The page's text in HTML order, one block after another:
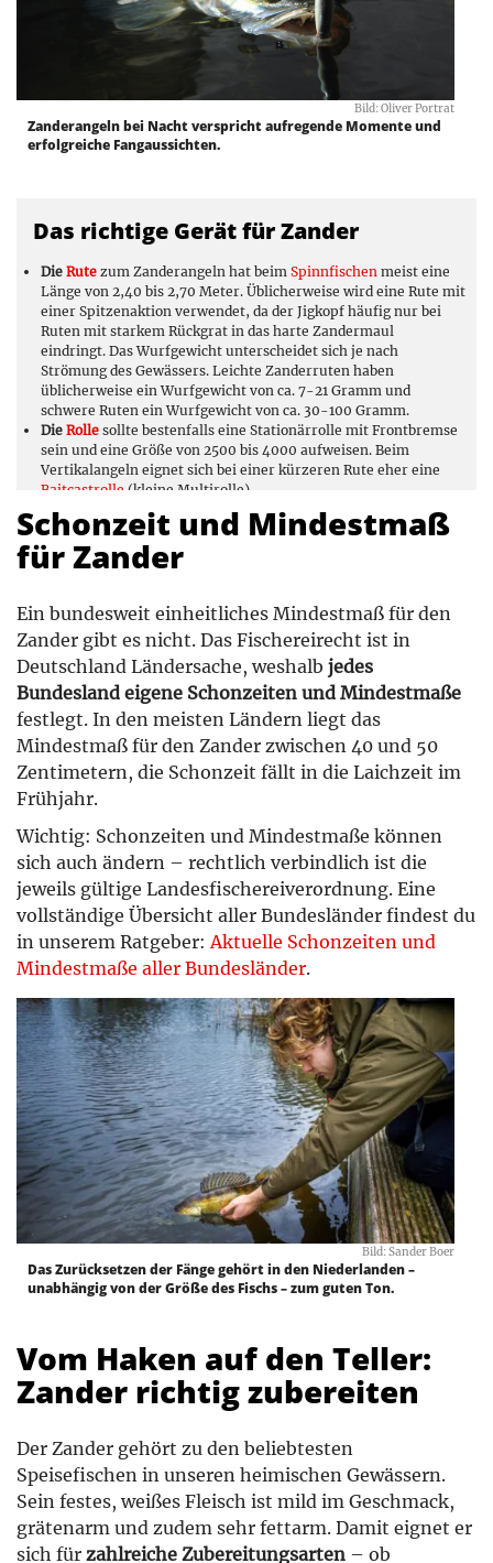
Bild: Oliver Portrat
Zanderangeln bei Nacht verspricht aufregende Momente und
erfolgreiche Fangaussichten.
Das richtige Gerät für Zander
Die Rute zum Zanderangeln hat beim Spinnfischen meist eine
Länge von 2,40 bis 2,70 Meter. Üblicherweise wird eine Rute mit
einer Spitzenaktion verwendet, da der Jigkopf häufig nur bei
Ruten mit starkem Rückgrat in das harte Zandermaul
eindringt. Das Wurfgewicht unterscheidet sich je nach
Strömung des Gewässers. Leichte Zanderruten haben
üblicherweise ein Wurfgewicht von ca. 7-21 Gramm und
schwere Ruten ein Wurfgewicht von ca. 30-100 Gramm.
Die Rolle sollte bestenfalls eine Stationärrolle mit Frontbremse
sein und eine Größe von 2500 bis 4000 aufweisen. Beim
Vertikalangeln eignet sich bei einer kürzeren Rute eher eine
Baitcastrolle (kleine Multirolle).
Als Hauptschnurist zum Spinnfischen eine geflochtene Schnur
in einer Leuchtfarbe mit einem Durchmesser zwischen 0,12 bis
0,16 empfehlenswert (Tragkraft von ca. 9 Kilo). Eine
Schlagschnur ausFluorocarbon
für weniger Abrieb an Steinen zu sorgen.
Schonzeit und Mindestmaß
für Zander
Ein bundesweit einheitliches Mindestmaß für den
Zander gibt es nicht. Das Fischereirecht ist in
Deutschland Ländersache, weshalb jedes
Bundesland eigene Schonzeiten und Mindestmaße
festlegt. In den meisten Ländern liegt das
Mindestmaß für den Zander zwischen 40 und 50
Zentimetern, die Schonzeit fällt in die Laichzeit im
Frühjahr.
Wichtig: Schonzeiten und Mindestmaße können
sich auch ändern – rechtlich verbindlich ist die
jeweils gültige Landesfischereiverordnung. Eine
vollständige Übersicht aller Bundesländer findest du
in unserem Ratgeber: Aktuelle Schonzeiten und
Mindestmaße aller Bundesländer.
Bild: Sander Boer
Das Zurücksetzen der Fänge gehört in den Niederlanden –
unabhängig von der Größe des Fischs – zum guten Ton.
Vom Haken auf den Teller:
Zander richtig zubereiten
Der Zander gehört zu den beliebtesten
Speisefischen in unseren heimischen Gewässern.
Sein festes, weißes Fleisch ist mild im Geschmack,
grätenarm und zudem sehr fettarm. Damit eignet er
sich für zahlreiche Zubereitungsarten – ob